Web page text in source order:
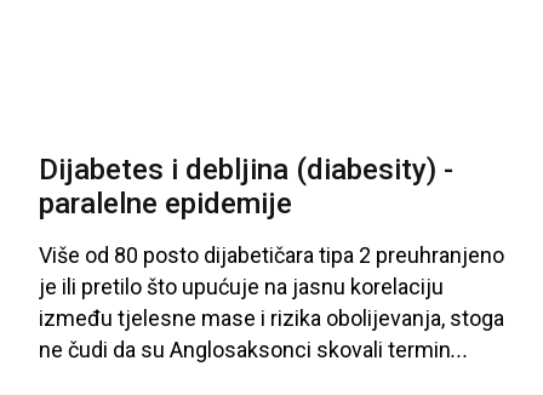
Dijabetes i debljina (diabesity) -
paralelne epidemije
Više od 80 posto dijabetičara tipa 2 preuhranjeno
je ili pretilo što upućuje na jasnu korelaciju
između tjelesne mase i rizika obolijevanja, stoga
ne čudi da su Anglosaksonci skovali termin...